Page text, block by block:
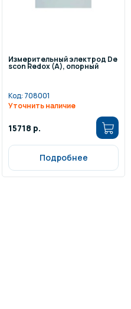
Измерительный электрод De
scon Redox (A), опорный
Код: 708001
Уточнить наличие
15718 р.
Подробнее